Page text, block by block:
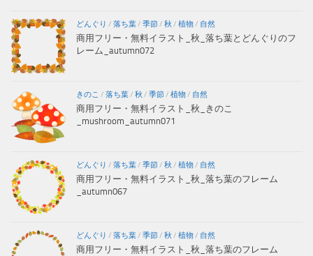
どんぐり / 落ち葉/ 季節/ 秋 / 植物/ 自然
商用フリー・無料イラスト_秋_落ち葉とどんぐりのフ
レーム_autumn072
きのこ / 落ち葉/ 秋 / 季節/ 植物/ 自然
商用フリー・無料イラスト_秋_きのこ
_mushroom_autumn071
どんぐり / 落ち葉/ 季節/ 秋 / 植物/ 自然
商用フリー・無料イラスト_秋_落ち葉のフレーム
_autumn067
どんぐり / 落ち葉/ 季節/ 秋 / 植物/ 自然
商用フリー・無料イラスト_秋_落ち葉のフレーム